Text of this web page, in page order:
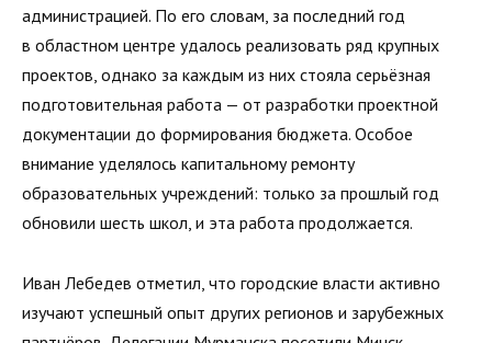
администрацией. По его словам, за последний год
в областном центре удалось реализовать ряд крупных
проектов, однако за каждым из них стояла серьёзная
подготовительная работа — от разработки проектной
документации до формирования бюджета. Особое
внимание уделялось капитальному ремонту
образовательных учреждений: только за прошлый год
обновили шесть школ, и эта работа продолжается.
Иван Лебедев отметил, что городские власти активно
изучают успешный опыт других регионов и зарубежных